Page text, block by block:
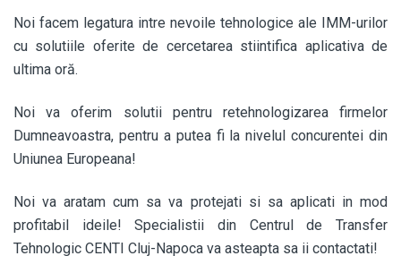
Noi facem legatura intre nevoile tehnologice ale IMM-urilor
cu solutiile oferite de cercetarea stiintifica aplicativa de
ultima oră.
Noi va oferim solutii pentru retehnologizarea firmelor
Dumneavoastra, pentru a putea fi la nivelul concurentei din
Uniunea Europeana!
Noi va aratam cum sa va protejati si sa aplicati in mod
profitabil ideile! Specialistii din Centrul de Transfer
Tehnologic CENTI Cluj-Napoca va asteapta sa ii contactati!